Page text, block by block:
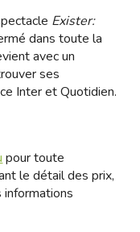
Exister:
dans toute la
avec un
ses
Inter et Quotidien.
pour toute
le détail des prix,
informations